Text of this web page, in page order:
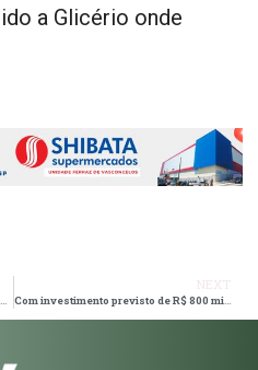
a Glicério onde
Prefeitura de Ferraz inaugura nova creche na segunda Com investimento previsto de R$ 800 milhões, Itaquá receberá entreposto de alimentos